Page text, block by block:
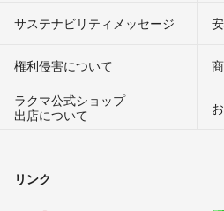
サステナビリティメッセージ
権利侵害について
ラクマ公式ショップ
出店について
リンク